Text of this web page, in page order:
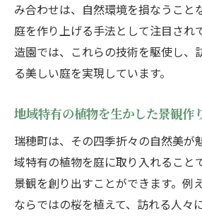
み合わせは、自然環境を損なうこと
庭を作り上げる手法として注目され
造園では、これらの技術を駆使し、
る美しい庭を実現しています。
地域特有の植物を生かした景観作
瑞穂町は、その四季折々の自然美が
域特有の植物を庭に取り入れること
景観を創り出すことができます。例
ならではの桜を植えて、訪れる人々